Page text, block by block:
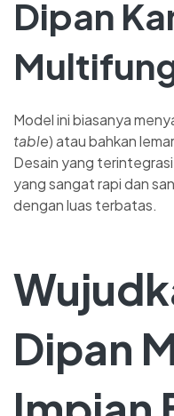
Dipan
Model ini biasanya
table) atau bahkan
Desain yang
yang sangat rapi dan
dengan luas terbatas.
Dipan